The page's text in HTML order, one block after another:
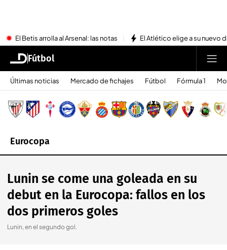
El Betis arrolla al Arsenal: las notas El Atlético elige a su nuevo
Fútbol
Últimas noticias Mercado de fichajes Fútbol Fórmula 1
Eurocopa
Lunin se come una goleada en su
debut en la Eurocopa: fallos en los
dos primeros goles
Lunin, en el segundo gol.